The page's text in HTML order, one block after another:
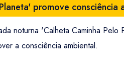
promove consciência
noturna 'Calheta Caminha
a consciência ambiental.